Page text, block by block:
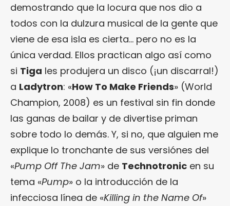
demostrando que la locura que nos dio a
todos con la dulzura musical de la gente que
viene de esa isla es cierta… pero no es la
única verdad. Ellos practican algo así como
si Tiga les produjera un disco (¡un discarral!)
a Ladytron: «How To Make Friends» (World
Champion, 2008) es un festival sin fin donde
las ganas de bailar y de divertise priman
sobre todo lo demás. Y, si no, que alguien me
explique lo tronchante de sus versiónes del
«Pump Off The Jam» de Technotronic en su
tema «Pump» o la introducción de la
infecciosa línea de «Killing in the Name Of»